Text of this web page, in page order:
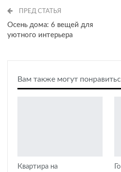
ПРЕД СТАТЬЯ
Осень дома: 6 вещей для
уютного интерьера
Вам также могут
Квартира на